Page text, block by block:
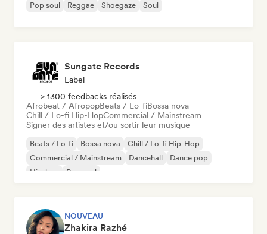
Pop soul
Reggae Shoegaze Soul
Sungate Records
Label
> 1300 feedbacks réalisés
Afrobeat / AfropopBeats / Lo-fiBossa nova
Chill / Lo-fi Hip-HopCommercial / Mainstream
Signer des artistes et/ou sortir leur musique
Beats / Lo-fi Bossa nova
Chill / Lo-fi Hip-Hop
Commercial / Mainstream
Dancehall
Dance pop
Hip-hop
Pop soul
NOUVEAU
Zhakira Razhé